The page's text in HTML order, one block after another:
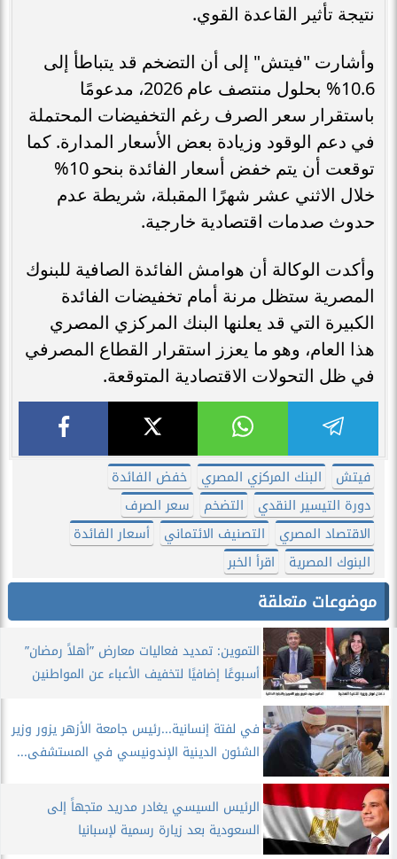
نتيجة تأثير القاعدة القوي.
وأشارت "فيتش" إلى أن التضخم قد يتباطأ إلى
10.6% بحلول منتصف عام 2026، مدعومًا
باستقرار سعر الصرف رغم التخفيضات المحتملة
في دعم الوقود وزيادة بعض الأسعار المدارة. كما
توقعت أن يتم خفض أسعار الفائدة بنحو 10%
خلال الاثني عشر شهرًا المقبلة، شريطة عدم
حدوث صدمات اقتصادية خارجية.
وأكدت الوكالة أن هوامش الفائدة الصافية للبنوك
المصرية ستظل مرنة أمام تخفيضات الفائدة
الكبيرة التي قد يعلنها البنك المركزي المصري
هذا العام، وهو ما يعزز استقرار القطاع المصرفي
في ظل التحولات الاقتصادية المتوقعة.
فيتش البنك المركزي المصري
خفض الفائدة
دورة التيسير النقدي
التضخم
سعر الصرف
الاقتصاد المصري
التصنيف الائتماني
أسعار الفائدة
البنوك المصرية
اقرأ الخبر
موضوعات متعلقة
التموين: تمديد فعاليات معارض ”أهلاً رمضان”
أسبوعًا إضافيًا لتخفيف الأعباء عن المواطنين
في لفتة إنسانية...رئيس جامعة الأزهر يزور وزير
الشئون الدينية الإندونيسي في المستشفى...
الرئيس السيسي يغادر مدريد متجهاً إلى
السعودية بعد زيارة رسمية لإسبانيا